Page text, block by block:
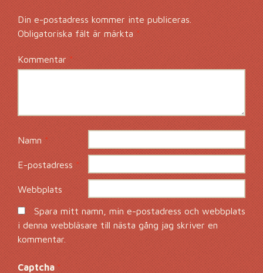
Din e-postadress kommer inte publiceras.
Obligatoriska fält är märkta*
Kommentar*
Namn*
E-postadress*
Webbplats
Spara mitt namn, min e-postadress och webbplats
i denna webbläsare till nästa gång jag skriver en
kommentar.
Captcha *